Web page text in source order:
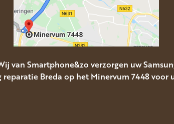
van Smartphone&zo verzorgen uw
reparatie Breda op het Minervum 7448